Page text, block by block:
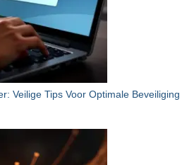
Veilige Tips Voor Optimale Beveiliging